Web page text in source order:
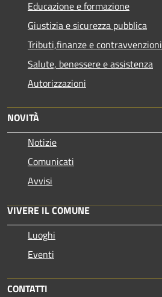
Educazione e formazione
Giustizia e sicurezza pubblica
Tributi,finanze e contravvenzioni
Salute, benessere e assistenza
Autorizzazioni
NOVITÀ
Notizie
Comunicati
Avvisi
VIVERE IL COMUNE
Luoghi
Eventi
CONTATTI